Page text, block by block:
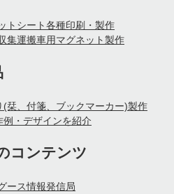
トシート各種印刷・製作
集運搬車用マグネット製作
(栞、付箋、ブックマーカー)製作
例・デザインを紹介
コンテンツ
ース情報発信局